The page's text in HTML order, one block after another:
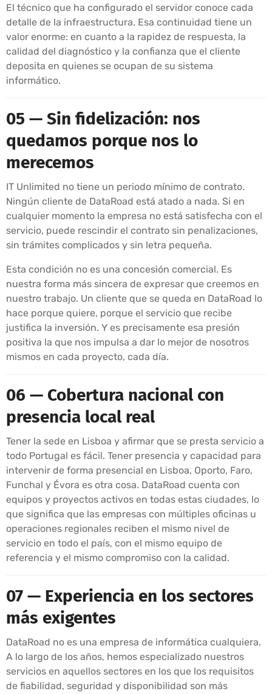
El técnico que ha configurado el servidor conoce cada
detalle de la infraestructura. Esa continuidad tiene un
valor enorme: en cuanto a la rapidez de respuesta, la
calidad del diagnóstico y la confianza que el cliente
deposita en quienes se ocupan de su sistema
informático.
05 — Sin fidelización: nos
quedamos porque nos lo
merecemos
IT Unlimited no tiene un periodo mínimo de contrato.
Ningún cliente de DataRoad está atado a nada. Si en
cualquier momento la empresa no está satisfecha con el
servicio, puede rescindir el contrato sin penalizaciones,
sin trámites complicados y sin letra pequeña.
Esta condición no es una concesión comercial. Es
nuestra forma más sincera de expresar que creemos en
nuestro trabajo. Un cliente que se queda en DataRoad lo
hace porque quiere, porque el servicio que recibe
justifica la inversión. Y es precisamente esa presión
positiva la que nos impulsa a dar lo mejor de nosotros
mismos en cada proyecto, cada día.
06 — Cobertura nacional con
presencia local real
Tener la sede en Lisboa y afirmar que se presta servicio a
todo Portugal es fácil. Tener presencia y capacidad para
intervenir de forma presencial en Lisboa, Oporto, Faro,
Funchal y Évora es otra cosa. DataRoad cuenta con
equipos y proyectos activos en todas estas ciudades, lo
que significa que las empresas con múltiples oficinas u
operaciones regionales reciben el mismo nivel de
servicio en todo el país, con el mismo equipo de
referencia y el mismo compromiso con la calidad.
07 — Experiencia en los sectores
más exigentes
DataRoad no es una empresa de informática cualquiera.
A lo largo de los años, hemos especializado nuestros
servicios en aquellos sectores en los que los requisitos
de fiabilidad, seguridad y disponibilidad son más